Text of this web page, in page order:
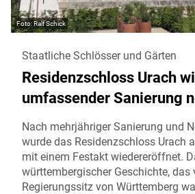
Ralf Schick
Staatliche Schlösser und Gärten
Residenzschloss Urach
umfassender Sanierung
Nach mehrjähriger Sanierung und
wurde das Residenzschloss Urach
mit einem Festakt wiedereröffnet.
württembergischer Geschichte, das
Regierungssitz von Württemberg